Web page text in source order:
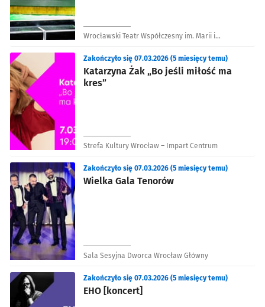
Wrocławski Teatr Współczesny im. Marii i
Katarzyna Żak „Bo jeśli miłość ma
kres”
Zakończyło się 07.03.2026 (5 miesięcy temu)
Strefa Kultury Wrocław – Impart Centrum
Wielka Gala Tenorów
Zakończyło się 07.03.2026 (5 miesięcy temu)
Sala Sesyjna Dworca Wrocław Główny
EHO [koncert]
Zakończyło się 07.03.2026 (5 miesięcy temu)